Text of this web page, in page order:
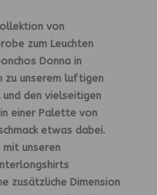
von
zum Leuchten
Donna in
zu unserem luftigen
und den vielseitigen
einer Palette von
etwas dabei.
unseren
zusätzliche Dimension